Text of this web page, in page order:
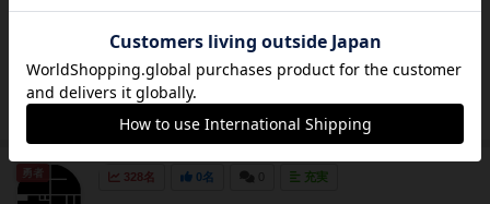
ェンランドで、近いゲームも似たゲームも知ら
ない。後にも先にもこれ一個。プレイヤーはエ
ルフとなって世界中を旅する。自分一人の旅費
では心もとないため、他...
328名 0名 充実